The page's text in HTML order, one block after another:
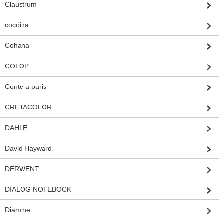
Claustrum
cocoina
Cohana
COLOP
Conte a paris
CRETACOLOR
DAHLE
David Hayward
DERWENT
DIALOG NOTEBOOK
Diamine